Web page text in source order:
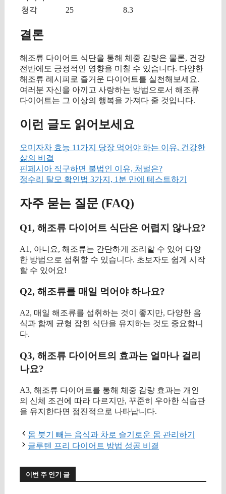
청각
25 8.3
결론
해조류 다이어트 식단을 통해 체중 감량은 물론, 건강
전반에도 긍정적인 영향을 미칠 수 있습니다. 다양한
해조류 레시피로 즐거운 다이어트를 실천해보세요.
여러분 자신을 아끼고 사랑하는 방법으로서 해조류
다이어트는 그 이상의 행복을 가져다 줄 것입니다.
이런 글도 읽어보세요
오미자차 효능 11가지 당장 먹어야 하는 이유, 건강한
삶의 비결
핀페시아 직구하면 불법인 이유, 처벌은?
정수리 탈모 확인법 3가지, 1분 만에 테스트하기
자주 묻는 질문 (FAQ)
Q1, 해조류 다이어트 식단은 어렵지 않나요?
A1, 아니요, 해조류는 간단하게 조리할 수 있어 다양
한 방법으로 섭취할 수 있습니다. 초보자도 쉽게 시작
할 수 있어요!
Q2, 해조류를 매일 먹어야 하나요?
A2, 매일 해조류를 섭취하는 것이 좋지만, 다양한 음
식과 함께 균형 잡힌 식단을 유지하는 것도 중요합니
다.
Q3, 해조류 다이어트의 효과는 얼마나 걸리
나요?
A3, 해조류 다이어트를 통해 체중 감량 효과는 개인
의 신체 조건에 따라 다르지만, 꾸준히 우아한 식습관
을 유지한다면 점진적으로 나타납니다.
몸 붓기 빼는 음식과 차로 슬기로운 몸 관리하기
글루텐 프리 다이어트 방법 성공 비결
이번 주 인기 글